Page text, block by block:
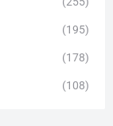
(195)
(178)
(108)